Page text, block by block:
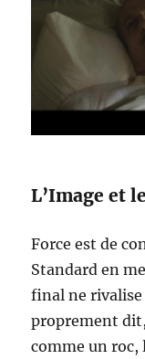
L’Image et
Force est de
Standard en
final ne rivalise
proprement
comme un roc,